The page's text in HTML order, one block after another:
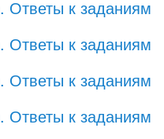
к заданиям
к заданиям
к заданиям
к заданиям